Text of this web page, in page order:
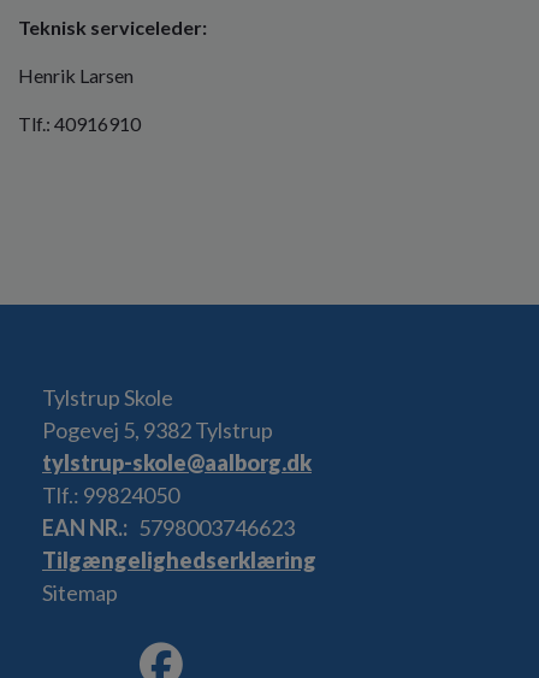
Teknisk serviceleder:
Henrik Larsen
Tlf.: 40916910
Tylstrup Skole
Pogevej 5, 9382 Tylstrup
tylstrup-skole@aalborg.dk
Tlf.: 99824050
EAN NR.
5798003746623
Tilgængelighedserklæring
Sitemap